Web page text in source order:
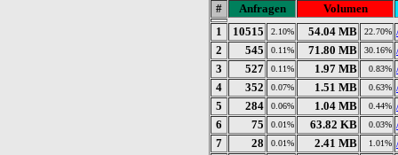
# Anfragen
Volumen
1
10515 2.10% 54.04 MB 22.70%
2
545 0.11% 71.80 MB 30.16%
3
527 0.11% 1.97 MB 0.83%
4
352 0.07% 1.51 MB 0.63%
5
284 0.06% 1.04 MB 0.44%
6
75 0.01% 63.82 KB 0.03%
7
28 0.01% 2.41 MB 1.01%